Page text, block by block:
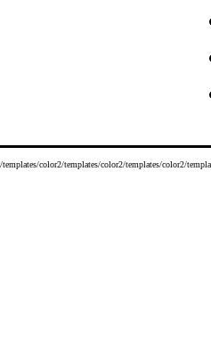
/templates/color2/templates/color2/templates/color2/